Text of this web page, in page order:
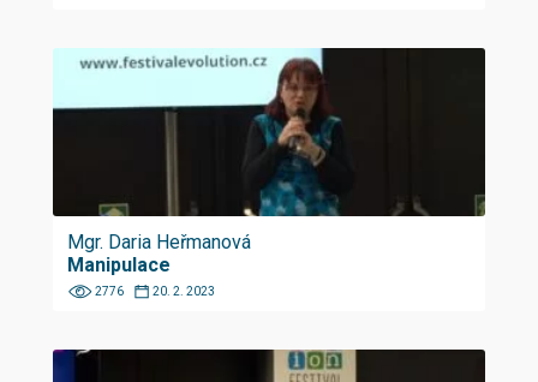
Mgr. Daria Heřmanová
Manipulace
2776 20. 2. 2023